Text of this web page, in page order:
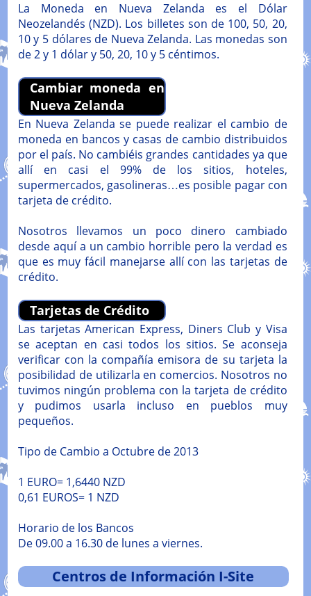
La Moneda en Nueva Zelanda es el Dólar
Neozelandés (NZD). Los billetes son de 100, 50, 20,
10 y 5 dólares de Nueva Zelanda. Las monedas son
de 2 y 1 dólar y 50, 20, 10 y 5 céntimos.
Cambiar moneda en
Nueva Zelanda
En Nueva Zelanda se puede realizar el cambio de
moneda en bancos y casas de cambio distribuidos
por el país. No cambiéis grandes cantidades ya que
allí en casi el 99% de los sitios, hoteles,
supermercados, gasolineras…es posible pagar con
tarjeta de crédito.
Nosotros llevamos un poco dinero cambiado
desde aquí a un cambio horrible pero la verdad es
que es muy fácil manejarse allí con las tarjetas de
crédito.
Tarjetas de Crédito
Las tarjetas American Express, Diners Club y Visa
se aceptan en casi todos los sitios. Se aconseja
verificar con la compañía emisora de su tarjeta la
posibilidad de utilizarla en comercios. Nosotros no
tuvimos ningún problema con la tarjeta de crédito
y pudimos usarla incluso en pueblos muy
pequeños.
Tipo de Cambio a Octubre de 2013
1 EURO= 1,6440 NZD
0,61 EUROS= 1 NZD
Horario de los Bancos
De 09.00 a 16.30 de lunes a viernes.
Centros de Información I-Site